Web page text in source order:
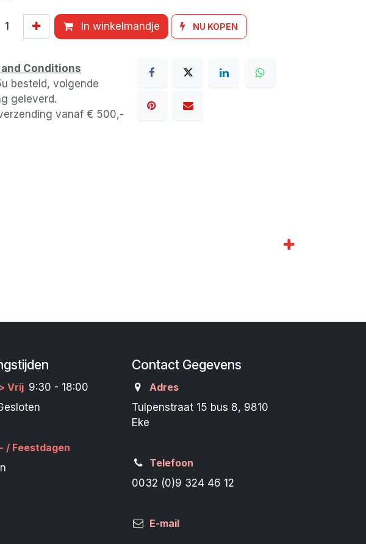
In winkelmandje NU KOPEN
Conditions
besteld, volgende
geleverd.
vanaf € 500,-
> Vrij 9:30 - 18:00
/ Feestdagen
Contact Gegevens
Adres
Tulpenstraat 15 bus 8, 9810
Eke
Telefoon
0032 (0)9 324 46 12
E-mail